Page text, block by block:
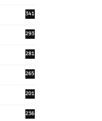
341
293
281
265
201
236